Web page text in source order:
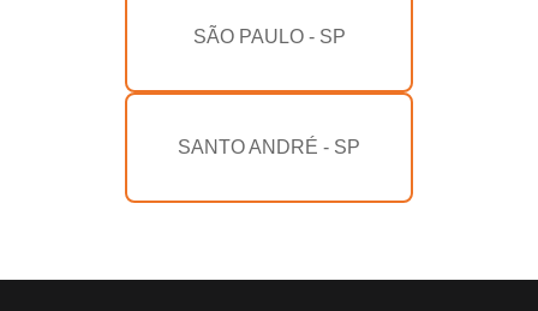
SÃO PAULO - SP
SANTO ANDRÉ - SP